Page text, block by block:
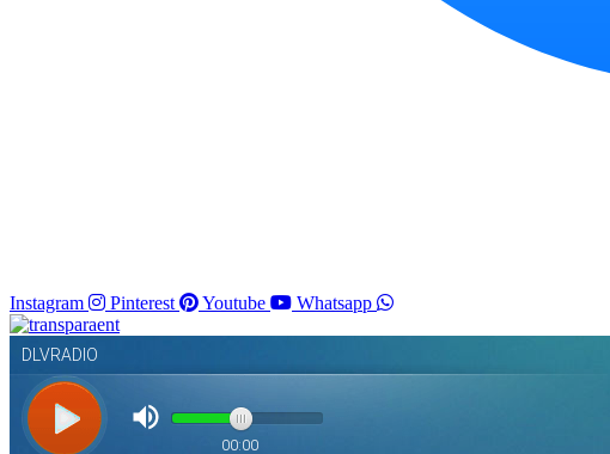
Instagram
Pinterest Youtube Whatsapp